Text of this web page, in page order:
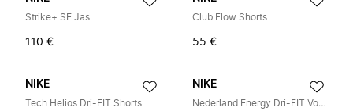
Strike+ SE Jas
110 €
Club Flow Shorts
55 €
NIKE
Tech Helios Dri-FIT Shorts
NIKE
Nederland Energy Dri-FIT Voetbal Geweven Broek